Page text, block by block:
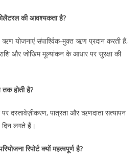
की आवश्यकता है?
योजनाएं संपार्श्विक-मुक्त ऋण प्रदान करती हैं,
और जोखिम मूल्यांकन के आधार पर सुरक्षा की
होती है?
दस्तावेज़ीकरण, पात्रता और ऋणदाता सत्यापन
लगते हैं।
रिपोर्ट क्यों महत्वपूर्ण है?